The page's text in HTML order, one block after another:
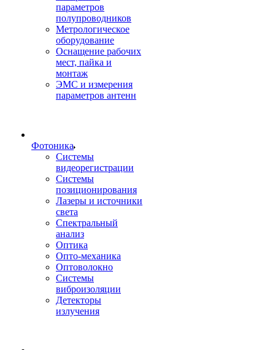
параметров
полупроводников
Метрологическое
оборудование
Оснащение рабочих
мест, пайка и
монтаж
ЭМС и измерения
параметров антенн
Фотоника
Cистемы
видеорегистрации
Системы
позиционирования
Лазеры и источники
света
Спектральный
анализ
Оптика
Опто-механика
Оптоволокно
Системы
виброизоляции
Детекторы
излучения